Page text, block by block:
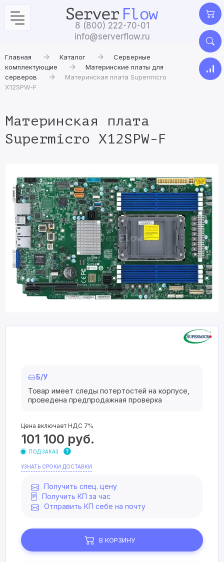
8 (800) 222-70-01
info@serverflow.ru
Главная Каталог
Серверные
комплектующие
Материнские платы для
серверов
Материнская плата Supermicro
X12SPW-F
Материнская плата
Supermicro X12SPW-F
Б/У
Товар имеет следы потертостей на корпусе,
проведена предпродажная проверка
Цена включает НДС 7%
101 100 руб.
ПОД ЗАКАЗ
УЗНАТЬ СРОКИ ДОСТАВКИ
Получить спец. цену
Получить КП за час
Отправить КП себе на почту
В КОРЗИНУ